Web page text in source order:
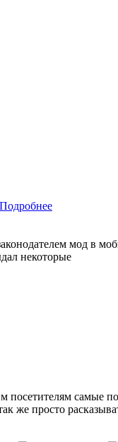
Подробнее
мод в
некоторые
посетителям самые
же просто